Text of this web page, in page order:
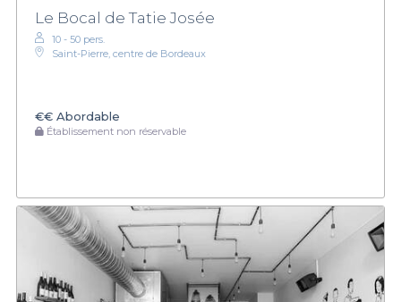
Le Bocal de Tatie Josée
10 - 50 pers.
Saint-Pierre, centre de Bordeaux
€€ Abordable
Établissement non réservable